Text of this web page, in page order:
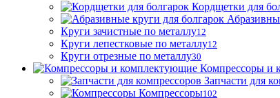
Кордщетки для
Круги зачистные по металлу12
Круги лепестковые по металлу12
Круги отрезные по металлу30
Компрессоры и
Запчасти для
Компрессоры102